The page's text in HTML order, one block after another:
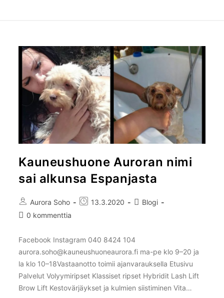
Kauneushuone Auroran nimi
sai alkunsa Espanjasta
Aurora Soho 13.3.2020
Blogi
0 kommenttia
Facebook Instagram 040 8424 104
aurora.soho@kauneushuoneaurora.fi ma-pe klo 9–20 ja
la klo 10–18Vastaanotto toimii ajanvarauksella Etusivu
Palvelut Volyymiripset Klassiset ripset Hybridit Lash Lift
Brow Lift Kestovärjäykset ja kulmien siistiminen Vita…